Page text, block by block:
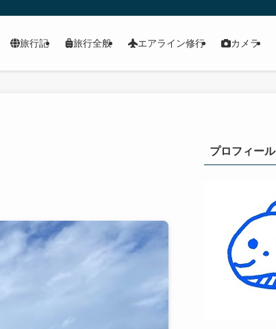
旅行記 旅行全般 エアライン修行 カメラ
プロフィール